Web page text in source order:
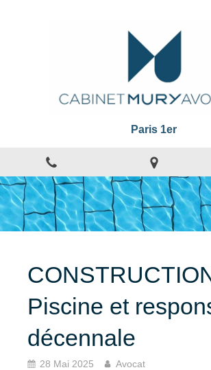
Paris 1er
Piscine et
décennale
28 Mai 2025 Avocat